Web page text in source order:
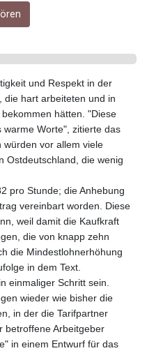
84.980421
241.157003
9.066767
30.895616
7.536622
150.718127
363.096405
20580.370421
3.468234
110.076256
1509.981237
142.598215
0.8566
183.057725
0.819746
182.445186
149.158147
101.104505
und Respekt in der
die hart arbeiteten und in
hätten. "Diese
Worte", zitierte das
würden vor allem viele
Ostdeutschland, die wenig
pro Stunde; die Anhebung
vereinbart worden. Diese
weil damit die Kaufkraft
die von knapp zehn
die Mindestlohnerhöhung
in dem Text.
einmaliger Schritt sein.
wieder wie bisher die
in der die Tarifpartner
betroffene Arbeitgeber
in einem Entwurf für das